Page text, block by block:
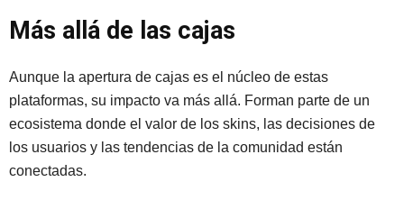
Más allá de las cajas
Aunque la apertura de cajas es el núcleo de estas
plataformas, su impacto va más allá. Forman parte de un
ecosistema donde el valor de los skins, las decisiones de
los usuarios y las tendencias de la comunidad están
conectadas.